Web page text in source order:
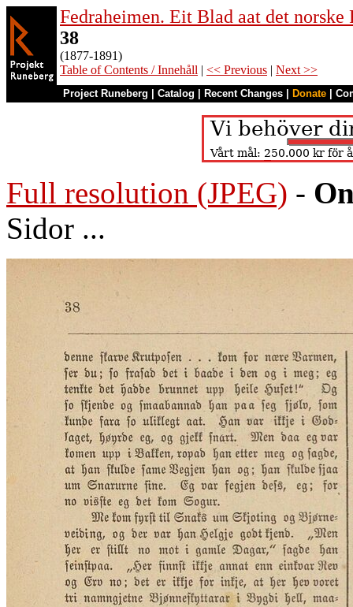
Fedraheimen. Eit Blad aat det norske
38
(1877-1891)
Table of Contents / Innehåll | << Previous | Next >>
Project Runeberg Catalog Recent Changes Donate
Full resolution (JPEG) -
Sidor ...